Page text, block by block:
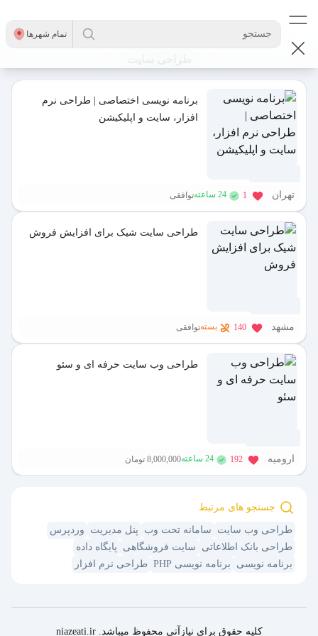
تمام شهر‌ها جستجو
برنامه نویسی اختصاصی | طراحی نرم
افزار، سایت و اپلیکیشن
تهران 1 توافقی
طراحی سایت شیک برای افزایش فروش
مشهد 140 بستهتوافقی
طراحی وب سایت حرفه ای و سئو
ارومیه 192 8,000,000 تومان
جستجو های مرتبط
طراحی وب سایت سامانه تحت وب پنل مدیریت
وردپرس
طراحی بانک اطلاعاتی
سایت فروشگاهی
پایگاه داده
برنامه نویسی
برنامه نویسی PHP طراحی نرم افزار
کلیه حقوق برای نیازآتی محفوظ میباشد. niazeati.ir